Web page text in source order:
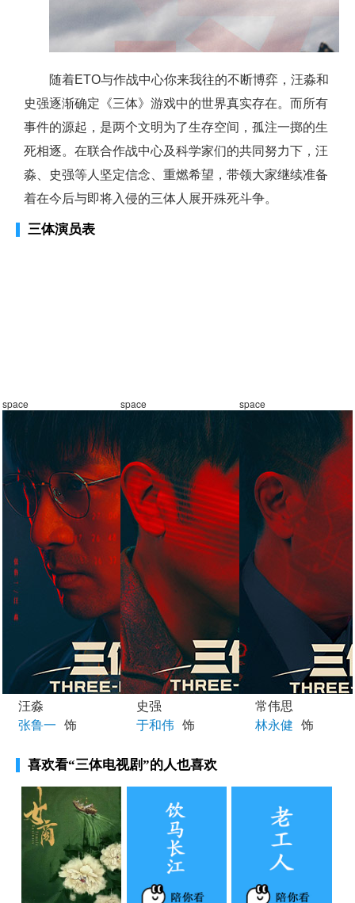
随着ETO与作战中心你来我往的不断博弈，汪淼和
史强逐渐确定《三体》游戏中的世界真实存在。而所有
事件的源起，是两个文明为了生存空间，孤注一掷的生
死相逐。在联合作战中心及科学家们的共同努力下，汪
淼、史强等人坚定信念、重燃希望，带领大家继续准备
着在今后与即将入侵的三体人展开殊死斗争。
三体演员表
space
汪淼
张鲁一 饰
space
史强
于和伟 饰
space
常伟思
林永健 饰
喜欢看“三体电视剧”的人也喜欢